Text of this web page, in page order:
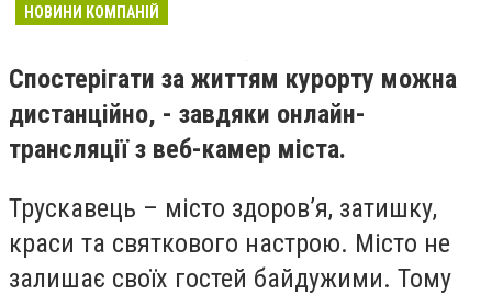
НОВИНИ КОМПАНІЙ
Спостерігати за життям курорту можна
дистанційно, - завдяки онлайн-
трансляції з веб-камер міста.
Трускавець – місто здоров’я, затишку,
краси та святкового настрою. Місто не
залишає своїх гостей байдужими. Тому